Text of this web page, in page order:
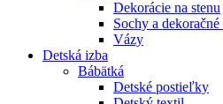
Dekorácie na stenu
Sochy a
Vázy
Detská izba
Bábätká
Detské postieľky